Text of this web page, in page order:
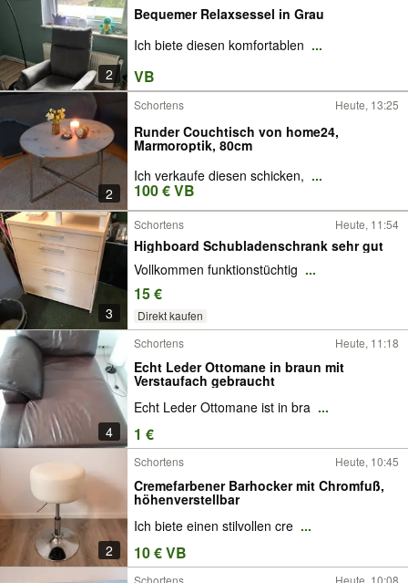
2
Bequemer Relaxsessel in Grau
Ich biete diesen komfortablen ...
VB
2
Schortens Heute, 13:25
Runder Couchtisch von home24,
Marmoroptik, 80cm
Ich verkaufe diesen schicken, ...
100 € VB
3
Schortens Heute, 11:54
Highboard Schubladenschrank sehr gut
Vollkommen funktionstüchtig ...
15 €
Direkt kaufen
4
Schortens Heute, 11:18
Echt Leder Ottomane in braun mit
Verstaufach gebraucht
Echt Leder Ottomane ist in bra ...
1 €
2
Schortens Heute, 10:45
Cremefarbener Barhocker mit Chromfuß,
höhenverstellbar
Ich biete einen stilvollen cre ...
10 € VB
Schortens Heute, 10:08